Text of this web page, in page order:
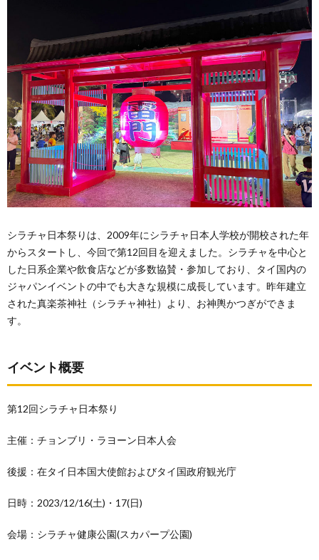
シラチャ日本祭りは、2009年にシラチャ日本人学校が開校された年
からスタートし、今回で第12回目を迎えました。シラチャを中心と
した日系企業や飲食店などが多数協賛・参加しており、タイ国内の
ジャパンイベントの中でも大きな規模に成長しています。昨年建立
された真楽茶神社（シラチャ神社）より、お神輿かつぎができま
す。
イベント概要
第12回シラチャ日本祭り
主催：チョンブリ・ラヨーン日本人会
後援：在タイ日本国大使館およびタイ国政府観光庁
日時：2023/12/16(土)・17(日)
会場：シラチャ健康公園(スカパープ公園)